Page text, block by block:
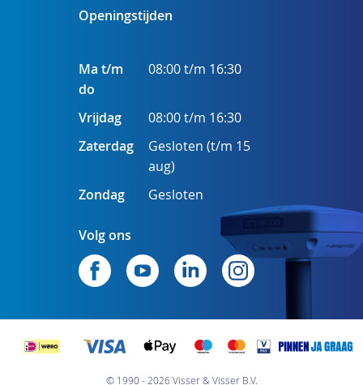
Openingstijden
Ma t/m
do
08:00 t/m 16:30
Vrijdag
08:00 t/m 16:30
Zaterdag
Gesloten (t/m 15
aug)
Zondag
Gesloten
Volg ons
© 1990 - 2026 Visser & Visser B.V.